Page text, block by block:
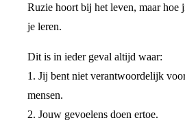
Ruzie hoort bij het leven, maar hoe
je leren.
Dit is in ieder geval altijd waar:
1. Jij bent niet verantwoordelijk
mensen.
2. Jouw gevoelens doen ertoe.